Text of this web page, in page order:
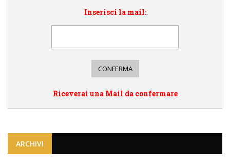
Inserisci la mail:
Riceverai una Mail da confermare
ARCHIVI